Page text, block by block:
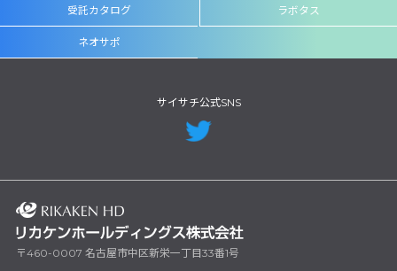
受託カタログ ラボタス
ネオサポ
サイサチ公式SNS
〒460-0007 名古屋市中区新栄一丁目33番1号